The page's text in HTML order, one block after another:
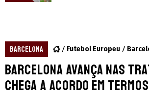
BARCELONA Futebol Europeu
Barcelona avança nas
chega a acordo em